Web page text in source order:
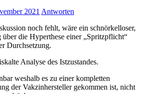
2021 Antworten
noch fehlt, wäre ein schnörkelloser,
die Hyperthese einer „Spritzpflicht“
Durchsetzung.
Analyse des Istzustandes.
weshalb es zu einer kompletten
der Vakzinhersteller gekommen ist, nicht